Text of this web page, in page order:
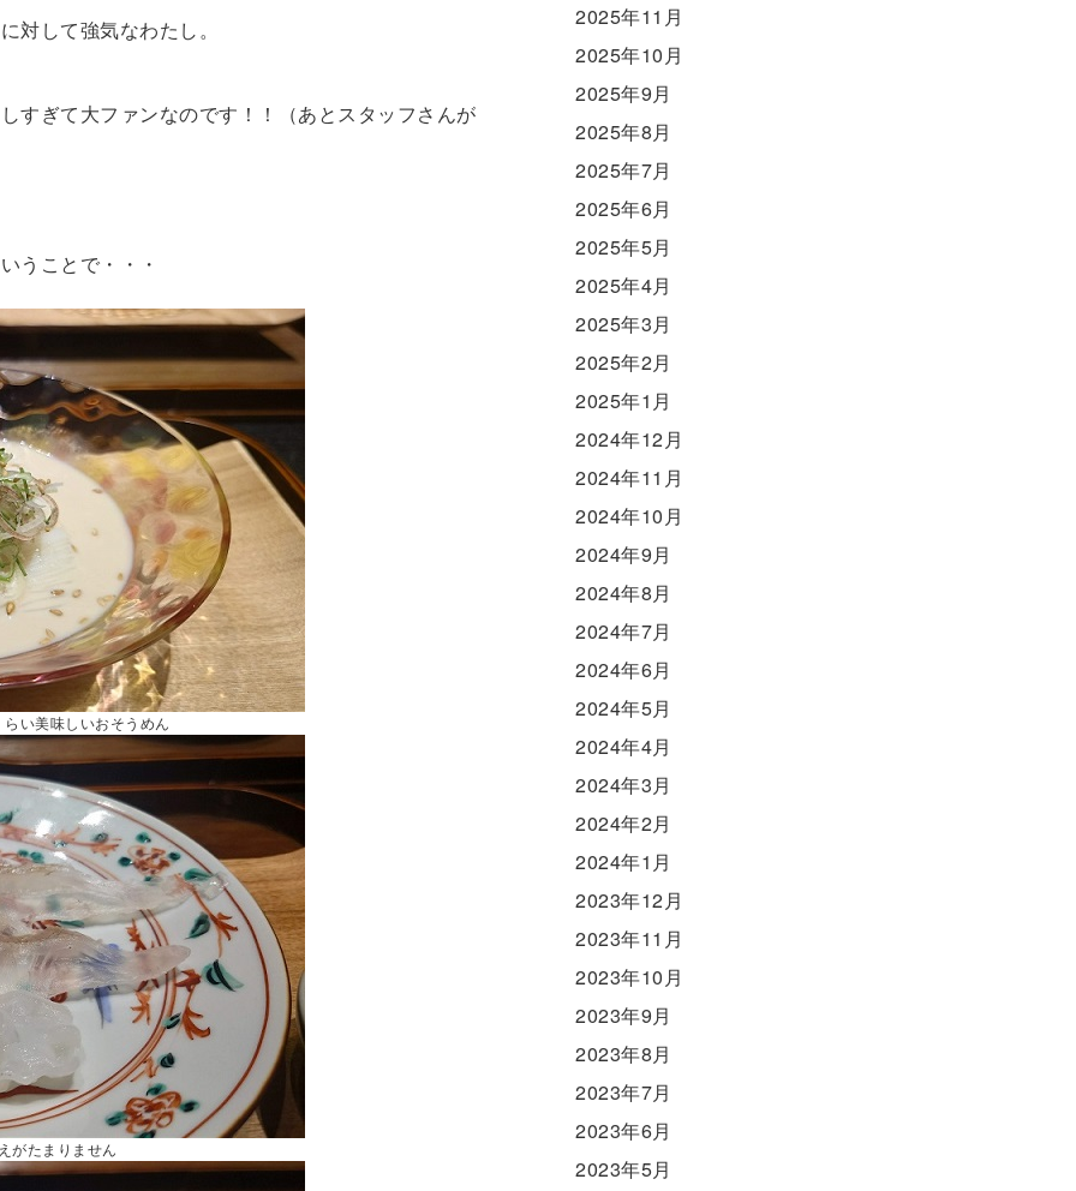
対して強気なわたし。
すぎて大ファンなのです！！（あとスタッフさんが
うことで・・・
い美味しいおそうめん
がたまりません
2025年11月
2025年10月
2025年9月
2025年8月
2025年7月
2025年6月
2025年5月
2025年4月
2025年3月
2025年2月
2025年1月
2024年12月
2024年11月
2024年10月
2024年9月
2024年8月
2024年7月
2024年6月
2024年5月
2024年4月
2024年3月
2024年2月
2024年1月
2023年12月
2023年11月
2023年10月
2023年9月
2023年8月
2023年7月
2023年6月
2023年5月